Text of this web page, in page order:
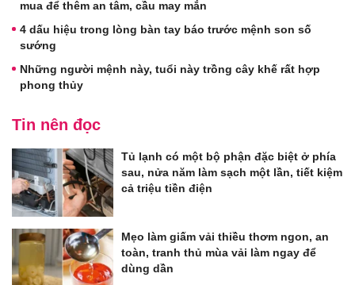
mua để thêm an tâm, cầu may mắn
4 dấu hiệu trong lòng bàn tay báo trước mệnh son số
sướng
Những người mệnh này, tuổi này trồng cây khế rất hợp
phong thủy
Tin nên đọc
Tủ lạnh có một bộ phận đặc biệt ở phía
sau, nửa năm làm sạch một lần, tiết kiệm
cả triệu tiền điện
Mẹo làm giấm vải thiều thơm ngon, an
toàn, tranh thủ mùa vải làm ngay để
dùng dần